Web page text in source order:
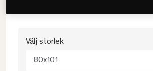
Välj storlek
80x101